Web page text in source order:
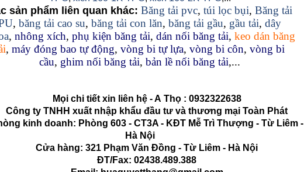
sản phẩm liên quan khác: Băng tải pvc, túi lọc bụi, Băng tải
, băng tải cao su, băng tải con lăn, băng tải gầu, gầu tải, dây
, nhông xích, phụ kiện băng tải, dán nối băng tải, keo dán băng
, máy đóng bao tự động, vòng bi tự lựa, vòng bi côn, vòng bi
cầu, ghim nối băng tải, bản lề nối băng tải,...
Mọi chi tiết xin liên hệ - A Thọ : 0932322638
ty TNHH xuất nhập khẩu đầu tư và thương mại Toàn Phát
kinh doanh: Phòng 603 - CT3A - KĐT Mễ Trì Thượng - Từ Liêm -
Hà Nội
Cửa hàng: 321 Phạm Văn Đồng - Từ Liêm - Hà Nội
ĐT/Fax: 02438.489.388